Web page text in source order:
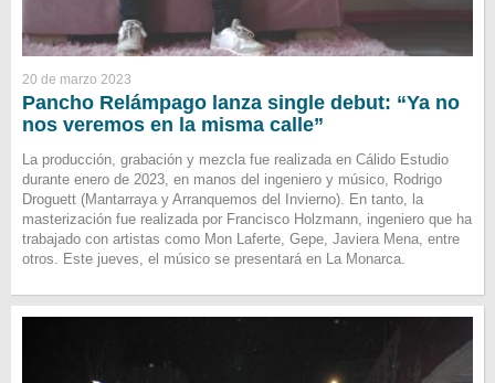
20 de marzo 2023
Pancho Relámpago lanza single debut: “Ya no
nos veremos en la misma calle”
La producción, grabación y mezcla fue realizada en Cálido Estudio
durante enero de 2023, en manos del ingeniero y músico, Rodrigo
Droguett (Mantarraya y Arranquemos del Invierno). En tanto, la
masterización fue realizada por Francisco Holzmann, ingeniero que ha
trabajado con artistas como Mon Laferte, Gepe, Javiera Mena, entre
otros. Este jueves, el músico se presentará en La Monarca.